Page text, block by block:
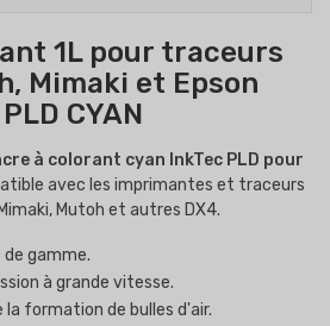
1L pour traceurs
Mimaki et Epson
CYAN
à colorant cyan InkTec PLD pour
avec les imprimantes et traceurs
Mutoh et autres DX4.
gamme.
à grande vitesse.
la formation de bulles d'air.